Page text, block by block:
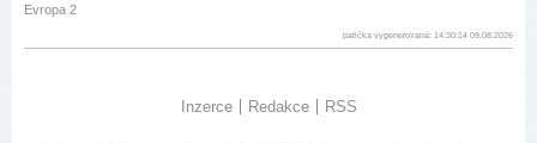
Evropa 2
patička vygenerovaná: 14:30:14 09.08.2026
Inzerce Redakce RSS